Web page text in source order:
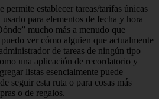
permite establecer tareas/tarifas únicas
para elementos de fecha y hora
mucho más a menudo que
ver cómo alguien que actualmente
de tareas de ningún tipo
una aplicación de recordatorio y
listas esencialmente puede
seguir esta ruta o para cosas más
o de regalos.